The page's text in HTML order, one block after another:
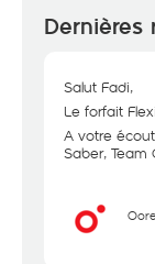
Dernières
Salut Fadi,
Le forfait
A votre
Saber, Team